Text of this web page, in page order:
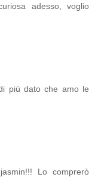
adesso, voglio
più dato che amo le
Lo comprerò